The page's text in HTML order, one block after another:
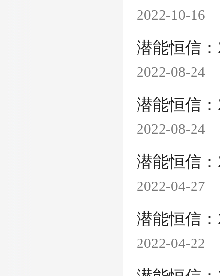
2022-10-16
潜能恒信
2022-08-24
潜能恒信
2022-08-24
潜能恒信
2022-04-27
潜能恒信
2022-04-22